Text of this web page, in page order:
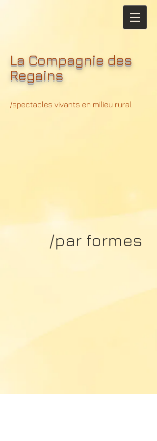
La Compagnie des
Regains
/spectacles vivants en milieu rural
/par formes
spectacles de rueinterventions